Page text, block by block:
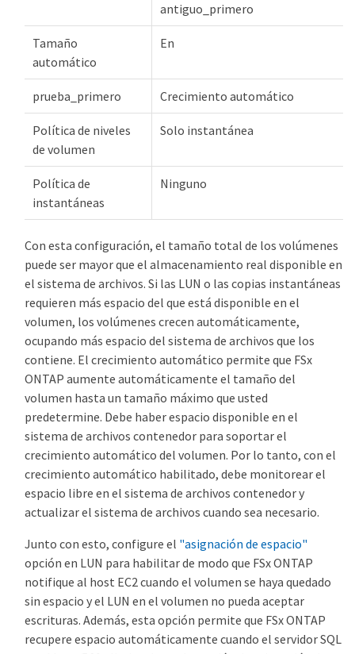
antiguo_primero
Tamaño
automático
En
prueba_primero Crecimiento automático
Política de niveles
de volumen
Solo instantánea
Política de
instantáneas
Ninguno
Con esta configuración, el tamaño total de los volúmenes
puede ser mayor que el almacenamiento real disponible en
el sistema de archivos. Si las LUN o las copias instantáneas
requieren más espacio del que está disponible en el
volumen, los volúmenes crecen automáticamente,
ocupando más espacio del sistema de archivos que los
contiene. El crecimiento automático permite que FSx
ONTAP aumente automáticamente el tamaño del
volumen hasta un tamaño máximo que usted
predetermine. Debe haber espacio disponible en el
sistema de archivos contenedor para soportar el
crecimiento automático del volumen. Por lo tanto, con el
crecimiento automático habilitado, debe monitorear el
espacio libre en el sistema de archivos contenedor y
actualizar el sistema de archivos cuando sea necesario.
Junto con esto, configure el "asignación de espacio"
opción en LUN para habilitar de modo que FSx ONTAP
notifique al host EC2 cuando el volumen se haya quedado
sin espacio y el LUN en el volumen no pueda aceptar
escrituras. Además, esta opción permite que FSx ONTAP
recupere espacio automáticamente cuando el servidor SQL